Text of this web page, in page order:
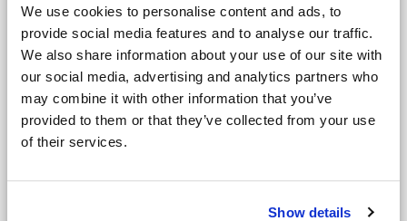
We use cookies to personalise content and ads, to
provide social media features and to analyse our traffic.
We also share information about your use of our site with
our social media, advertising and analytics partners who
may combine it with other information that you’ve
provided to them or that they’ve collected from your use
of their services.
Show details
Hotel
Anzahl der Personen